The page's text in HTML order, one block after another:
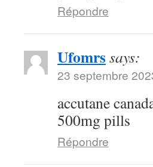
Répondre
Ufomrssays:
23 septembre
accutane
500mg pills
Répondre